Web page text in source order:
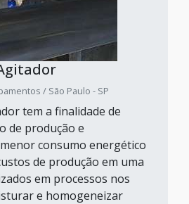
/ São Paulo - SP
tem a finalidade de
de produção e
consumo energético
de produção em uma
em processos nos
e homogeneizar